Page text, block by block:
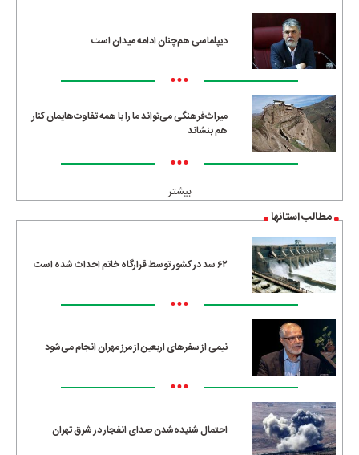
دیپلماسی هم‌چنان ادامه میدان است
•••
میراث‌فرهنگی می‌تواند ما را با همه تفاوت‌هایمان کنار
هم بنشاند
•••
بیشتر
مطالب استانها
۶۲ سد در کشور توسط قرارگاه خاتم احداث شده است
•••
نیمی از سفرهای اربعین از مرز مهران انجام می‌شود
•••
احتمال شنیده‌شدن صدای انفجار در شرق تهران